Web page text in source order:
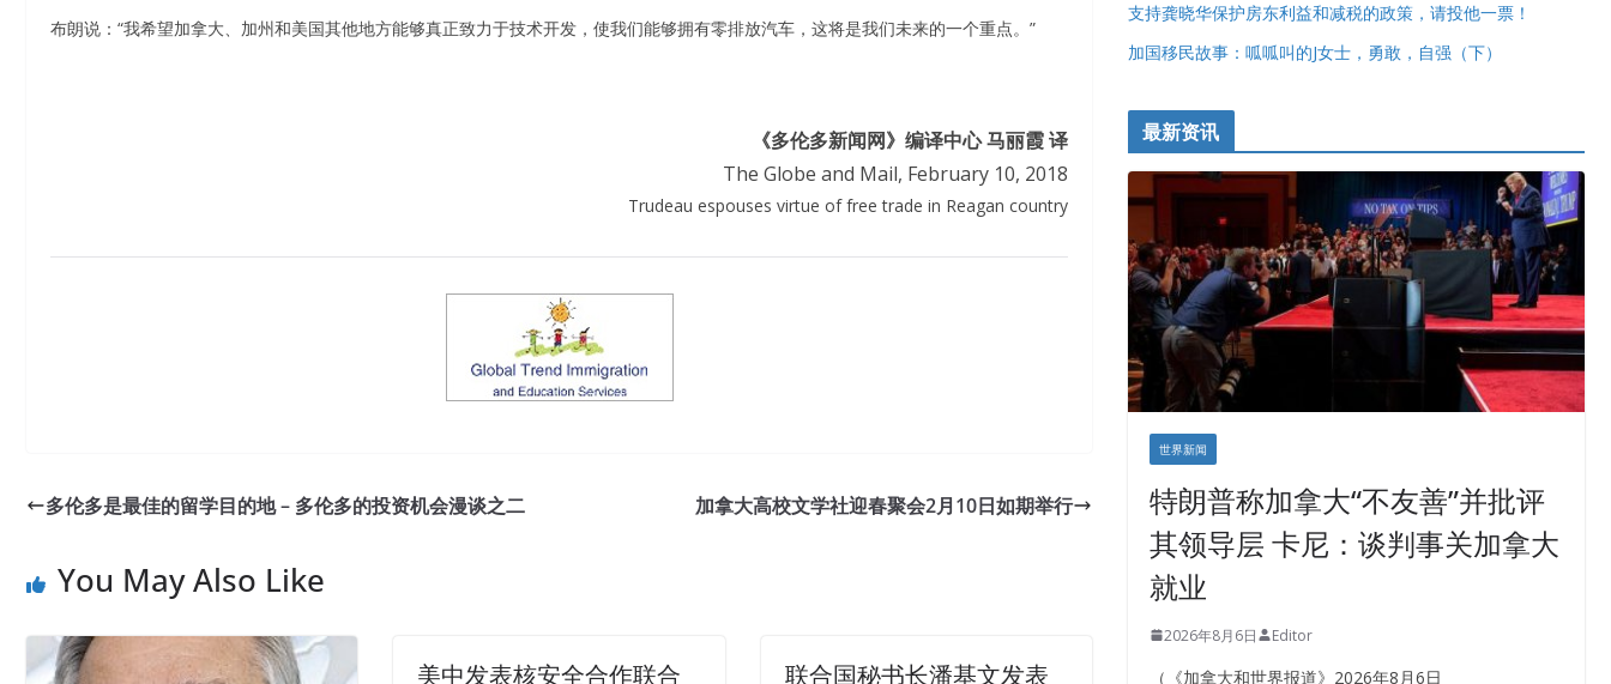
布朗说：“我希望加拿大、加州和美国其他地方能够真正致力于技术开发，使我们能够拥有零排放汽车，这将是我们未来的一个重点。”
《多伦多新闻网》编译中心 马丽霞 译
The Globe and Mail, February 10, 2018
Trudeau espouses virtue of free trade in Reagan country
多伦多是最佳的留学目的地 – 多伦多的投资机会漫谈之二 加拿大高校文学社迎春聚会2月10日如期举行
You May Also Like
美中发表核安全合作联合
联合国秘书长潘基文发表
支持龚晓华保护房东利益和减税的政策，请投他一票！
加国移民故事：呱呱叫的J女士，勇敢，自强（下）
最新资讯
世界新闻
特朗普称加拿大“不友善”并批评
其领导层 卡尼：谈判事关加拿大
就业
2026年8月6日 Editor
（《加拿大和世界报道》2026年8月6日